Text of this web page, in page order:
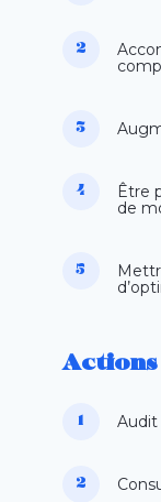
Être
de
Actions
Audit